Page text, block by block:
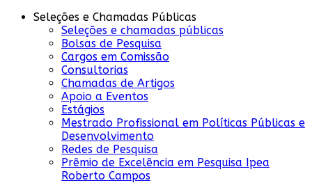
Seleções e Chamadas Públicas
Seleções e chamadas públicas
Bolsas de Pesquisa
Cargos em Comissão
Consultorias
Chamadas de Artigos
Apoio a Eventos
Estágios
Mestrado Profissional em Políticas Públicas e
Desenvolvimento
Redes de Pesquisa
Prêmio de Excelência em Pesquisa Ipea
Roberto Campos